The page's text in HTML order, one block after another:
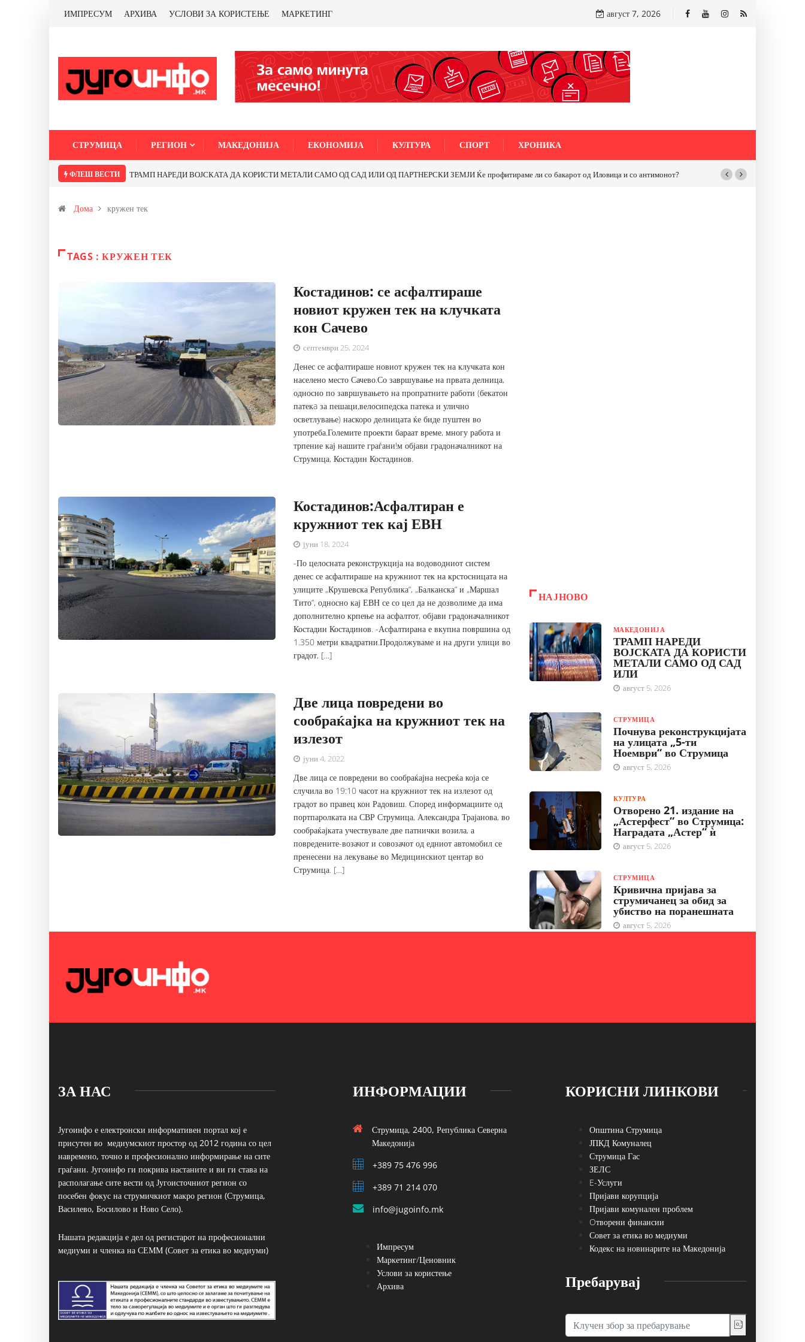
ИМПРЕСУМ АРХИВА УСЛОВИ ЗА КОРИСТЕЊЕ МАРКЕТИНГ август 7, 2026
СТРУМИЦА РЕГИОН МАКЕДОНИЈА ЕКОНОМИЈА КУЛТУРА СПОРТ ХРОНИКА
ФЛЕШ ВЕСТИ ТРАМП НАРЕДИ ВОЈСКАТА ДА КОРИСТИ МЕТАЛИ САМО ОД САД ИЛИ ОД ПАРТНЕРСКИ ЗЕМЈИ Ќе профитираме ли со бакарот од Иловица и со антимонот?
Дома кружен тек
TAGS : КРУЖЕН ТЕК
Костадинов: се асфалтираше
новиот кружен тек на клучката
кон Сачево
септември 25, 2024
Денес се асфалтираше новиот кружен тек на клучката кон
населено место Сачево.Со завршување на првата делница,
односно по завршувањето на пропратните работи (бекатон
патекa за пешаци,велосипедска патека и улично
осветлување) наскоро делницата ќе биде пуштен во
употреба.Големите проекти бараат време, многу работа и
трпение кај нашите граѓани!м објави градоначалникот на
Струмица, Костадин Костадинов.
Костадинов:Асфалтиран е
кружниот тек кај ЕВН
јуни 18, 2024
-По целосната реконструкција на водоводниот систем
денес се асфалтираше на кружниот тек на крстосницата на
улиците „Крушевска Република“, „Балканска“ и „Маршал
Тито“, односно кај ЕВН се со цел да не дозволиме да има
дополнително крпење на асфалтот, објави градоначалникот
Костадин Костадинов. -Асфалтирана е вкупна површина од
1.350 метри квадратни.Продолжуваме и на други улици во
градот, […]
Две лица повредени во
сообраќајка на кружниот тек на
излезот
јуни 4, 2022
Две лица се повредени во сообраќајна несреќа која се
случила во 19:10 часот на кружниот тек на излезот од
градот во правец кон Радовиш. Според информациите од
портпаролката на СВР Струмица, Александра Трајанова, во
сообраќајката учествувале две патнички возила, а
повредените-возачот и совозачот од едниот автомобил се
пренесени на лекување во Медицинскиот центар во
Струмица. […]
НАЈНОВО
МАКЕДОНИЈА
ТРАМП НАРЕДИ
ВОЈСКАТА ДА КОРИСТИ
МЕТАЛИ САМО ОД САД
ИЛИ
август 5, 2026
СТРУМИЦА
Почнува реконструкцијата
на улицата „5-ти
Ноември“ во Струмица
август 5, 2026
КУЛТУРА
Отворено 21. издание на
„Астерфест“ во Струмица:
Наградата „Астер“ ѝ
август 5, 2026
СТРУМИЦА
Кривична пријава за
струмичанец за обид за
убиство на поранешната
август 5, 2026
ЗА НАС
Југоинфо е електронски информативен портал кој е
присутен во медиумскиот простор од 2012 година со цел
навремено, точно и професионално информирање на сите
граѓани. Југоинфо ги покрива настаните и ви ги става на
располагање сите вести од Југоисточниот регион со
посебен фокус на струмичкиот макро регион (Струмица,
Василево, Босилово и Ново Село).
Нашата редакција е дел од регистарот на професионални
медиуми и членка на СЕММ (Совет за етика во медиуми)
ИНФОРМАЦИИ
Струмица, 2400, Република Северна
Македонија
+389 75 476 996
+389 71 214 070
info@jugoinfo.mk
Импресум
Маркетинг/Ценовник
Услови за користење
Архива
КОРИСНИ ЛИНКОВИ
Општина Струмица
ЈПКД Комуналец
Струмица Гас
ЗЕЛС
E-Услуги
Пријави корупција
Пријави комунален проблем
Oтворени финансии
Совет за етика во медиуми
Кодекс на новинарите на Македонија
Пребарувај